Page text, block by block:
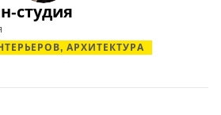
студия
АРХИТЕКТУРА